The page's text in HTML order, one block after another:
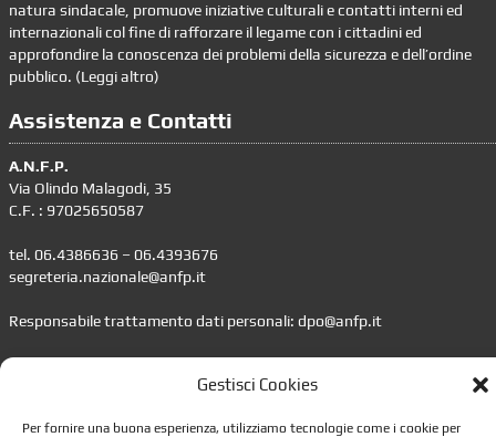
Gestisci Cookies
Per fornire una buona esperienza, utilizziamo tecnologie come i cookie per
natura sindacale, promuove iniziative culturali e contatti interni ed
internazionali col fine di rafforzare il legame con i cittadini ed
approfondire la conoscenza dei problemi della sicurezza e dell’ordine
pubblico. (Leggi altro)
Assistenza e Contatti
A.N.F.P.
Via Olindo Malagodi, 35
C.F. : 97025650587
tel. 06.4386636 – 06.4393676
segreteria.nazionale@anfp.it
Responsabile trattamento dati personali: dpo@anfp.it
Informazioni